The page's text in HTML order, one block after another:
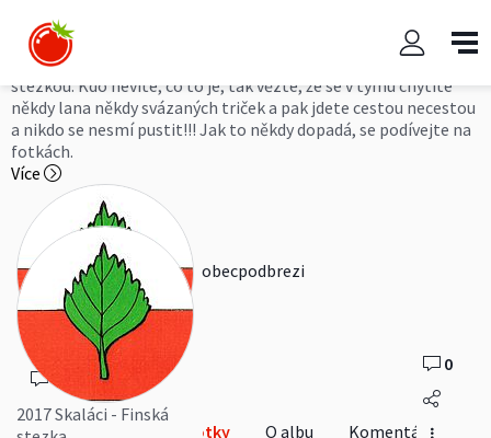
2017 Skaláci - Finská stezka
Skaláci se rozloučili se školním rokem již tradičně Finskou
stezkou. Kdo nevíte, co to je, tak vězte, že se v týmu chytíte
někdy lana někdy svázaných triček a pak jdete cestou necestou
a nikdo se nesmí pustit!!! Jak to někdy dopadá, se podívejte na
fotkách.
Více
obecpodbrezi
0
2017 Skaláci - Finská
Fotky O albu Komentáře
0